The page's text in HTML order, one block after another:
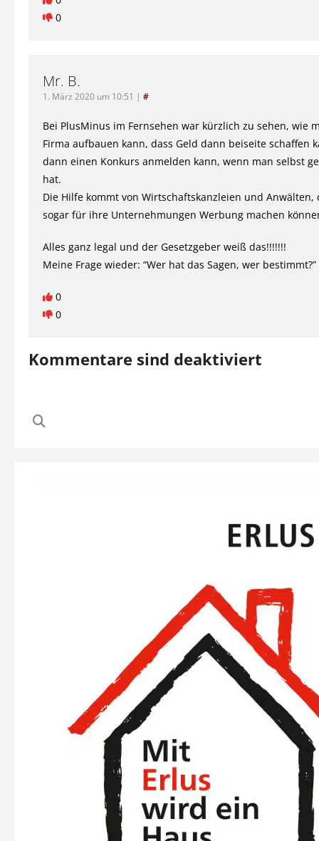
0
Mr. B.
1. März 2020 um 10:51 | #
Bei PlusMinus im Fernsehen war kürzlich zu sehen, wie
Firma aufbauen kann, dass Geld dann beiseite schaffen
dann einen Konkurs anmelden kann, wenn man selbst
hat.
Die Hilfe kommt von Wirtschaftskanzleien und Anwälten,
sogar für ihre Unternehmungen Werbung machen
Alles ganz legal und der Gesetzgeber weiß das!!!!!!!
Meine Frage wieder: “Wer hat das Sagen, wer bestimmt?”
0
0
Kommentare sind deaktiviert